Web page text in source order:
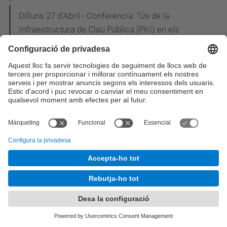
Dilluns 27 d'Abril - Conferència: "Ús de la
Infraestructura de Clau Pública (PKI) en els
projectes e-DNI i e-Passaport"
Inscriu-te ja a la 20a Nit de les Telecomunicacions
i la Informàtica!
"drone" per salvar rinoceronts i elefants de la
cacera furtiva a l’Àfrica
L'EETAC participa a la I Jornada CiTIC: els
enginyers de telecomunicació reivindiquen el
paper de líders en la concepció i el disseny de les
smart cities